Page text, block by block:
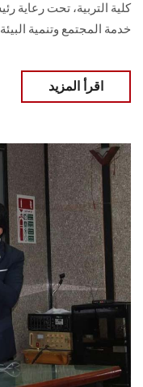
كلية التربية، تحت رعاية
خدمة المجتمع وتنمية
اقرأ المزيد